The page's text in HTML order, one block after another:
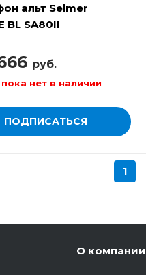
альт Selmer
BL SA80II
руб.
нет в наличии
ПОДПИСАТЬСЯ
1
О компании